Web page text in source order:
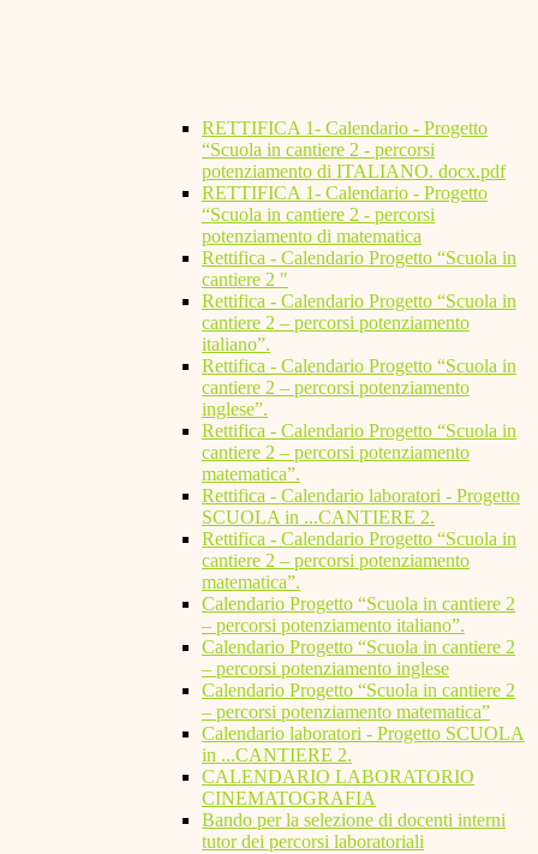
RETTIFICA 1- Calendario - Progetto
“Scuola in cantiere 2 - percorsi
potenziamento di ITALIANO. docx.pdf
RETTIFICA 1- Calendario - Progetto
“Scuola in cantiere 2 - percorsi
potenziamento di matematica
Rettifica - Calendario Progetto “Scuola in
cantiere 2 "
Rettifica - Calendario Progetto “Scuola in
cantiere 2 – percorsi potenziamento
italiano”.
Rettifica - Calendario Progetto “Scuola in
cantiere 2 – percorsi potenziamento
inglese”.
Rettifica - Calendario Progetto “Scuola in
cantiere 2 – percorsi potenziamento
matematica”.
Rettifica - Calendario laboratori - Progetto
SCUOLA in ...CANTIERE 2.
Rettifica - Calendario Progetto “Scuola in
cantiere 2 – percorsi potenziamento
matematica”.
Calendario Progetto “Scuola in cantiere 2
– percorsi potenziamento italiano”.
Calendario Progetto “Scuola in cantiere 2
– percorsi potenziamento inglese
Calendario Progetto “Scuola in cantiere 2
– percorsi potenziamento matematica”
Calendario laboratori - Progetto SCUOLA
in ...CANTIERE 2.
CALENDARIO LABORATORIO
CINEMATOGRAFIA
Bando per la selezione di docenti interni
tutor dei percorsi laboratoriali